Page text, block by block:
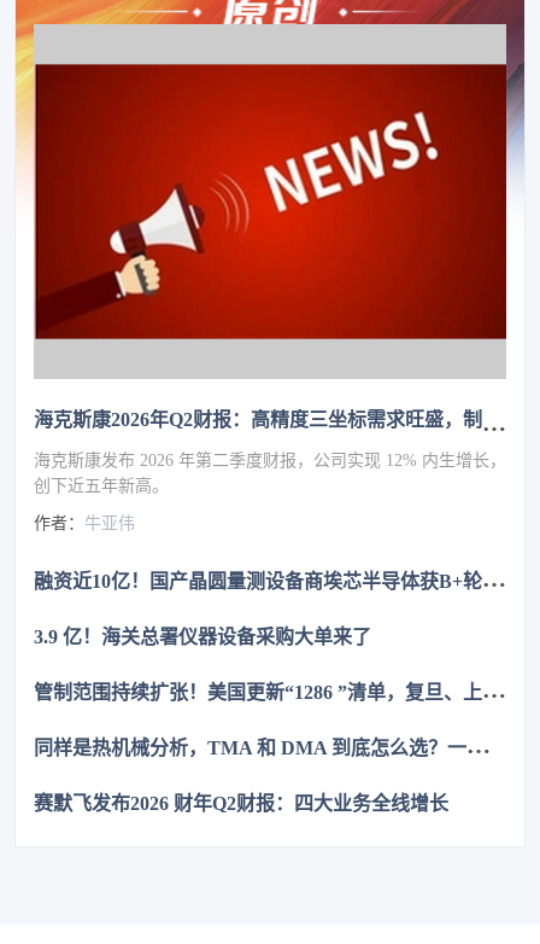
海克斯康2026年Q2财报：高精度三坐标需求旺盛，制造智能业务增长13%
海克斯康发布 2026 年第二季度财报，公司实现 12% 内生增长，
创下近五年新高。
作者： 牛亚伟
融
资近10亿！国产晶圆量测设备商埃芯半导体获B+轮融资
3.9 亿！海关总署仪器设备采购大单来了
管
制范围持续扩张！美国更新“1286 ”清单，复旦、上交等上榜
同
样是热机械分析，TMA 和 DMA 到底怎么选？一次讲清
赛默飞发布2026 财年Q2财报：四大业务全线增长